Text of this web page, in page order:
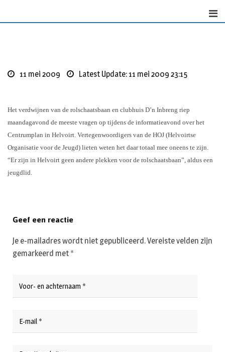
11 mei 2009 Latest Update: 11 mei 2009 23:15
Het verdwijnen van de rolschaatsbaan en clubhuis D’n Inbreng riep
maandagavond de meeste vragen op tijdens de informatieavond over het
Centrumplan in Helvoirt. Vertegenwoordigers van de HOJ (Helvoirtse
Organisatie voor de Jeugd) lieten weten het daar totaal mee oneens te zijn.
“Er zijn in Helvoirt geen andere plekken voor de rolschaatsbaan”, aldus een
jeugdlid.
Geef een reactie
Je e-mailadres wordt niet gepubliceerd.Vereiste velden zijn
gemarkeerd met *